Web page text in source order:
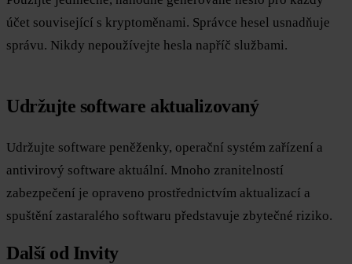
účet související s kryptoměnami. Správce hesel usnadňuje
správu. Nikdy nepoužívejte hesla napříč službami.
Udržujte software aktualizovaný
Udržujte software peněženky, operační systém zařízení a
antivirový software aktuální. Mnoho zranitelností
zabezpečení je opraveno prostřednictvím aktualizací a
spuštění zastaralého softwaru představuje zbytečné riziko.
Další od Invity